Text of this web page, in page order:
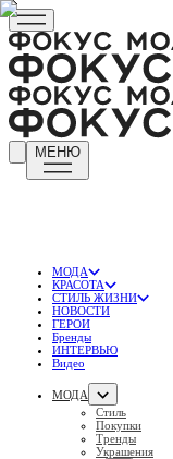
МЕНЮ
МОДА
КРАСОТА
СТИЛЬ ЖИЗНИ
НОВОСТИ
ГЕРОИ
Бренды
ИНТЕРВЬЮ
Видео
МОДА
Стиль
Покупки
Тренды
Украшения